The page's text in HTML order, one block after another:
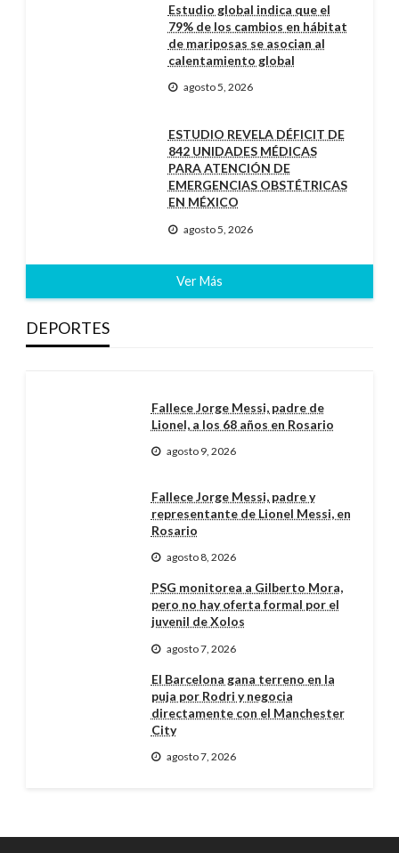
Estudio global indica que el
79% de los cambios en hábitat
de mariposas se asocian al
calentamiento global
agosto 5, 2026
ESTUDIO REVELA DÉFICIT DE
842 UNIDADES MÉDICAS
PARA ATENCIÓN DE
EMERGENCIAS OBSTÉTRICAS
EN MÉXICO
agosto 5, 2026
Ver Más
DEPORTES
Fallece Jorge Messi, padre de
Lionel, a los 68 años en Rosario
agosto 9, 2026
Fallece Jorge Messi, padre y
representante de Lionel Messi, en
Rosario
agosto 8, 2026
PSG monitorea a Gilberto Mora,
pero no hay oferta formal por el
juvenil de Xolos
agosto 7, 2026
El Barcelona gana terreno en la
puja por Rodri y negocia
directamente con el Manchester
City
agosto 7, 2026